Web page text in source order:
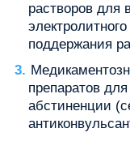
растворов для
поддержания
препаратов
абстиненции